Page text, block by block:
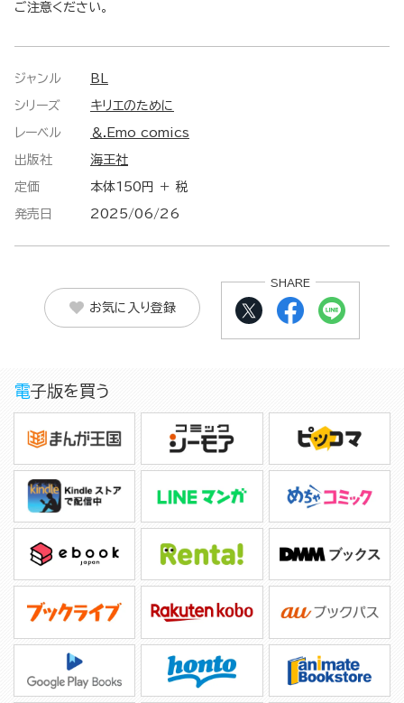
ご注意ください。
ジャンル BL
シリーズ キリエのために
レーベル ＆.Emo comics
出版社 海王社
定価 本体150円 ＋ 税
発売日 2025/06/26
お気に入り登録
SHARE
電子版を買う